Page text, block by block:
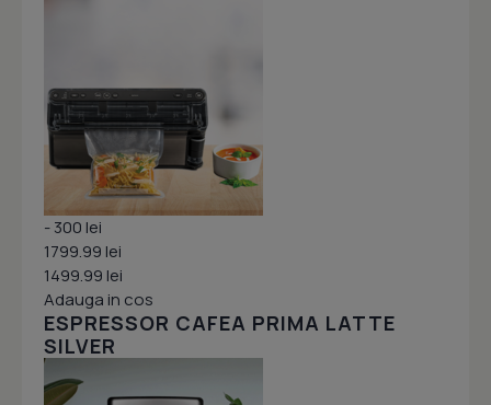
- 300 lei
1799.99 lei
1499.99 lei
Adauga in cos
ESPRESSOR CAFEA PRIMA LATTE
SILVER